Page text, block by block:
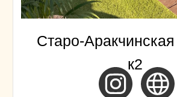
«Сыроварня»— это идеальное
время с семьей или друзьями,
насладиться вкусной едой